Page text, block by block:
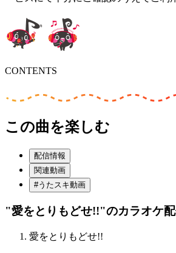
CONTENTS
この曲を楽しむ
配信情報
関連動画
#うたスキ動画
"愛をとりもどせ!!"のカラオケ
愛をとりもどせ!!